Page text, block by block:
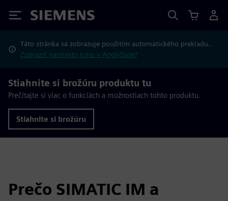
Siemens
Táto stránka sa zobrazuje použitím automatického prekladu.
Zobraziť namiesto toho v Angličtine?
Stiahnite si brožúru produktu tu
Prečítajte si viac o funkciách a možnostiach tohto produktu.
Stiahnite si brožúru
Prečo SIMATIC IM a